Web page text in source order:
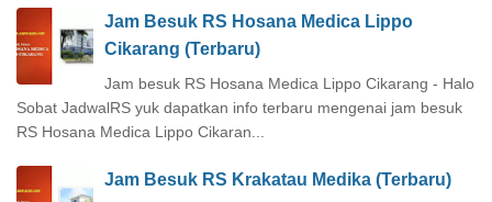
Jam Besuk RS Hosana Medica Lippo
Cikarang (Terbaru)
Jam besuk RS Hosana Medica Lippo Cikarang - Halo
Sobat JadwalRS yuk dapatkan info terbaru mengenai jam besuk
RS Hosana Medica Lippo Cikaran...
Jam Besuk RS Krakatau Medika (Terbaru)